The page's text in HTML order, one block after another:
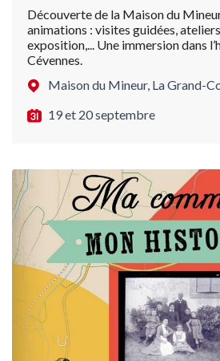
Découverte de la Maison du
animations : visites guidées,
exposition,... Une immersion dans
Cévennes.
Maison du Mineur, La Grand-
19 et 20 septembre